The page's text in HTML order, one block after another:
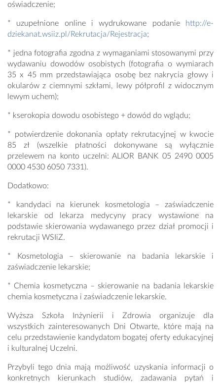
oświadczenie;
* uzupełnione online i wydrukowane podanie
http://e-
dziekanat.wsiiz.pl/Rekrutacja/Rejestracja;
* jedna fotografia zgodna z wymaganiami stosowanymi przy
wydawaniu dowodów osobistych (fotografia o wymiarach
35 x 45 mm przedstawiająca osobę bez nakrycia głowy i
okularów z ciemnymi szkłami, lewy półprofil z widocznym
lewym uchem);
* kserokopia dowodu osobistego + dowód do wglądu;
* potwierdzenie dokonania opłaty rekrutacyjnej w kwocie
85 zł (wszelkie płatności dokonywane są wyłącznie
przelewem na konto uczelni: ALIOR BANK 05 2490 0005
0000 4530 6050 7331).
Dodatkowo:
* kandydaci na kierunek kosmetologia – zaświadczenie
lekarskie od lekarza medycyny pracy wystawione na
podstawie skierowania wydawanego przez dział promocji i
rekrutacji WSIiZ.
* Kosmetologia – skierowanie na badania lekarskie i
zaświadczenie lekarskie;
* Chemia kosmetyczna – skierowanie na badania lekarskie
chemia kosmetyczna i zaświadczenie lekarskie.
Wyższa Szkoła Inżynierii i Zdrowia organizuje dla
wszystkich zainteresowanych Dni Otwarte, które mają na
celu przedstawienie kandydatom bogatej oferty edukacyjnej
i kulturalnej Uczelni.
Przybyli tego dnia mają możliwość uzyskania informacji o
konkretnych kierunkach studiów, zadawania pytań i